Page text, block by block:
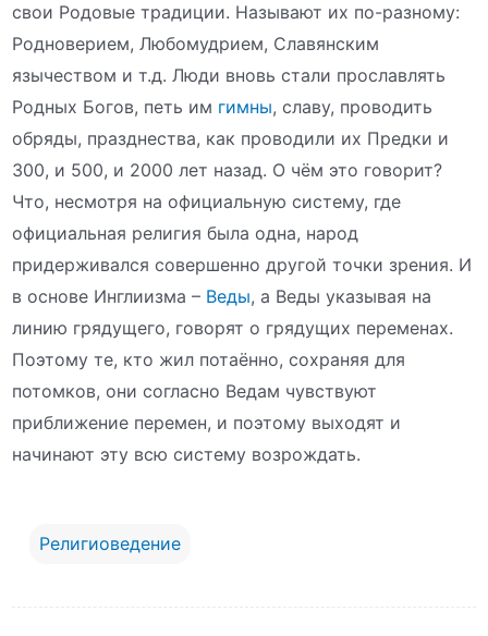
свои Родовые традиции. Называют их по-разному:
Родноверием, Любомудрием, Славянским
язычеством и т.д. Люди вновь стали прославлять
Родных Богов, петь им гимны, славу, проводить
обряды, празднества, как проводили их Предки и
300, и 500, и 2000 лет назад. О чём это говорит?
Что, несмотря на официальную систему, где
официальная религия была одна, народ
придерживался совершенно другой точки зрения. И
в основе Инглиизма – Веды, а Веды указывая на
линию грядущего, говорят о грядущих переменах.
Поэтому те, кто жил потаённо, сохраняя для
потомков, они согласно Ведам чувствуют
приближение перемен, и поэтому выходят и
начинают эту всю систему возрождать.
Религиоведение